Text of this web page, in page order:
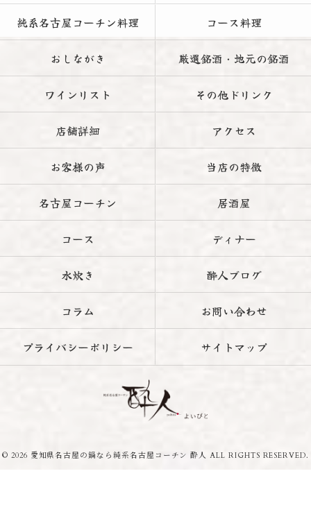
純系名古屋コーチン料理 コース料理
おしながき 厳選銘酒・地元の銘酒
ワインリスト その他ドリンク
店舗詳細 アクセス
お客様の声 当店の特徴
名古屋コーチン 居酒屋
コース ディナー
水炊き 酔人ブログ
コラム お問い合わせ
プライバシーポリシー サイトマップ
© 2026 愛知県名古屋の鍋なら純系名古屋コーチン 酔人 ALL RIGHTS RESERVED.